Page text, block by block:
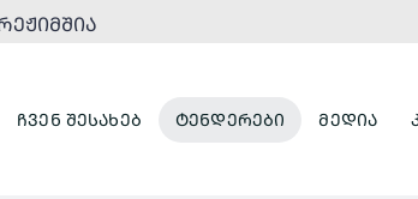
ᲩᲕᲔᲜ ᲨᲔᲡᲐᲮᲔᲑ ᲢᲔᲜᲓᲔᲠᲔᲑᲘ ᲛᲔᲓᲘᲐ